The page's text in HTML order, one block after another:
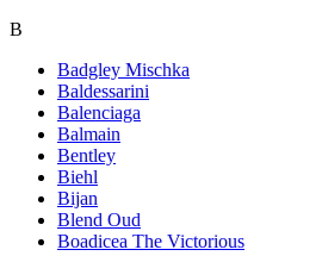
B
Badgley Mischka
Baldessarini
Balenciaga
Balmain
Bentley
Biehl
Bijan
Blend Oud
Boadicea The Victorious